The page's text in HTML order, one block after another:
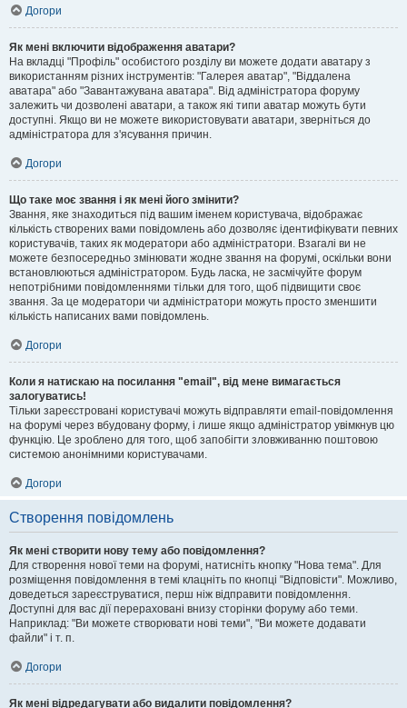
Догори
Як мені включити відображення аватари?
На вкладці "Профіль" особистого розділу ви можете додати аватару з
використанням різних інструментів: "Галерея аватар", "Віддалена
аватара" або "Завантажувана аватара". Від адміністратора форуму
залежить чи дозволені аватари, а також які типи аватар можуть бути
доступні. Якщо ви не можете використовувати аватари, зверніться до
адміністратора для з'ясування причин.
Догори
Що таке моє звання і як мені його змінити?
Звання, яке знаходиться під вашим іменем користувача, відображає
кількість створених вами повідомлень або дозволяє ідентифікувати певних
користувачів, таких як модератори або адміністратори. Взагалі ви не
можете безпосередньо змінювати жодне звання на форумі, оскільки вони
встановлюються адміністратором. Будь ласка, не засмічуйте форум
непотрібними повідомленнями тільки для того, щоб підвищити своє
звання. За це модератори чи адміністратори можуть просто зменшити
кількість написаних вами повідомлень.
Догори
Коли я натискаю на посилання "email", від мене вимагається
залогуватись!
Тільки зареєстровані користувачі можуть відправляти email-повідомлення
на форумі через вбудовану форму, і лише якщо адміністратор увімкнув цю
функцію. Це зроблено для того, щоб запобігти зловживанню поштовою
системою анонімними користувачами.
Догори
Створення повідомлень
Як мені створити нову тему або повідомлення?
Для створення нової теми на форумі, натисніть кнопку "Нова тема". Для
розміщення повідомлення в темі клацніть по кнопці "Відповісти". Можливо,
доведеться зареєструватися, перш ніж відправити повідомлення.
Доступні для вас дії перераховані внизу сторінки форуму або теми.
Наприклад: "Ви можете створювати нові теми", "Ви можете додавати
файли" і т. п.
Догори
Як мені відредагувати або видалити повідомлення?